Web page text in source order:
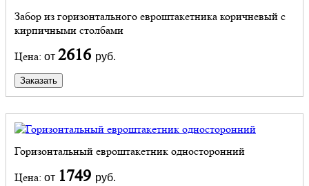
Забор из горизонтального евроштакетника коричневый с
кирпичными столбами
Цена: от 2616 руб.
Заказать
Горизонтальный евроштакетник односторонний
Цена: от 1749 руб.